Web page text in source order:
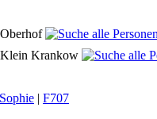
Oberhof
Klein Krankow
| F707